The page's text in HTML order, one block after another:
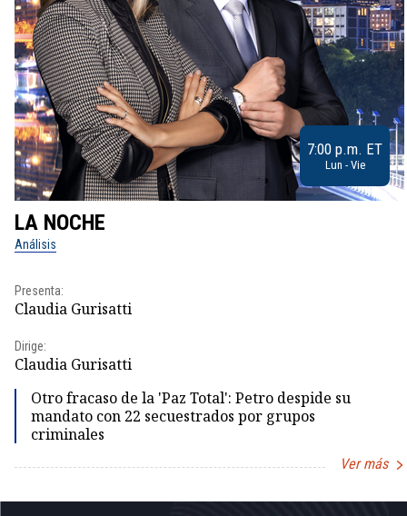
7:00 p.m. ET
Lun - Vie
LA NOCHE
Análisis
Presenta:
Claudia Gurisatti
Dirige:
Claudia Gurisatti
Otro fracaso de la 'Paz Total': Petro despide su
mandato con 22 secuestrados por grupos
criminales
Ver más
1